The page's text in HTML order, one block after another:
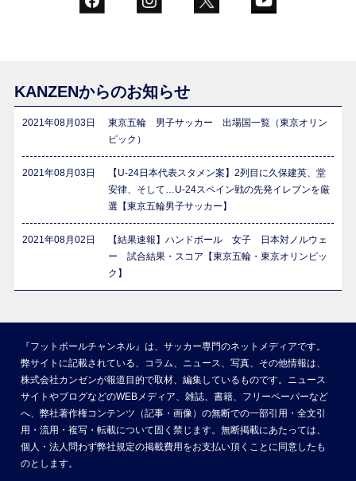
KANZENからのお知らせ
2021年08月03日
東京五輪 男子サッカー 出場国一覧（東京オリン
ピック）
2021年08月03日
【U-24日本代表スタメン案】2列目に久保建英、堂
安律、そして…U-24スペイン戦の先発イレブンを厳
選【東京五輪男子サッカー】
2021年08月02日
【結果速報】ハンドボール 女子 日本対ノルウェ
ー 試合結果・スコア【東京五輪・東京オリンピッ
ク】
『フットボールチャンネル』は、サッカー専門のネットメディアです。
弊サイトに記載されている、コラム、ニュース、写真、その他情報は、
株式会社カンゼンが報道目的で取材、編集しているものです。ニュース
サイトやブログなどのWEBメディア、雑誌、書籍、フリーペーパーなど
へ、弊社著作権コンテンツ（記事・画像）の無断での一部引用・全文引
用・流用・複写・転載について固く禁じます。無断掲載にあたっては、
個人・法人問わず弊社規定の掲載費用をお支払い頂くことに同意したも
のとします。